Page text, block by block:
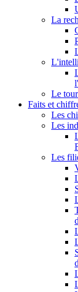
La
Le
Faits et
Les
Les
Les